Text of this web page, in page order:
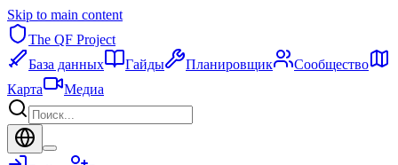
Skip to main content
The QF Project
База данных
Гайды Планировщик
Сообщество
Карта
Медиа